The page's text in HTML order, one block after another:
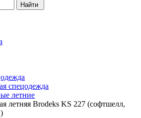
Найти
спецодежда
летние
летняя Brodeks KS 227 (софтшелл,